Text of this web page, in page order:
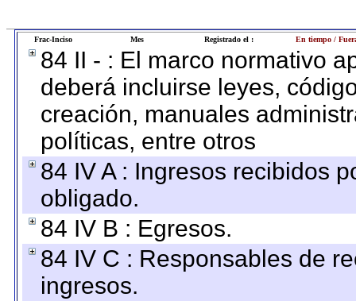
Frac-Inciso Mes Registrado el : En tiempo /
84 II - : El marco normativo
deberá incluirse leyes,
creación, manuales
políticas, entre otros
84 IV A : Ingresos recibidos
obligado.
84 IV B : Egresos.
84 IV C : Responsables de
ingresos.